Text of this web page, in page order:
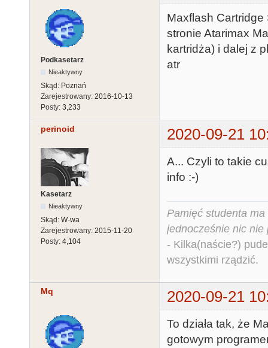
Podkasetarz
Nieaktywny
Skąd: Poznań
Zarejestrowany: 2016-10-13
Posty: 3,233
Maxflash
stronie Atarimax
kartridża) i dalej z
atr
perinoid 2020-09-21
Kasetarz
Nieaktywny
Skąd: W-wa
Zarejestrowany: 2015-11-20
Posty: 4,104
A... Czyli to takie
info :-)
Pamięć studenta
jednocześnie nic nie
- Kilka(naście?)
wszystkimi rządzić.
Mq 2020-09-21
To działa tak, że
gotowym